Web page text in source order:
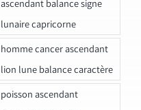
ascendant balance signe
lunaire capricorne
homme cancer ascendant
lion lune balance caractère
poisson ascendant